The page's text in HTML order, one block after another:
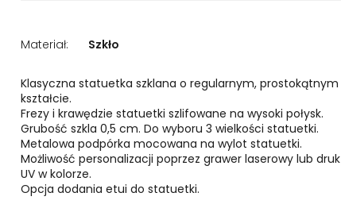
Materiał: Szkło
Klasyczna statuetka szklana o regularnym, prostokątnym
kształcie.
Frezy i krawędzie statuetki szlifowane na wysoki połysk.
Grubość szkla 0,5 cm. Do wyboru 3 wielkości statuetki.
Metalowa podpórka mocowana na wylot statuetki.
Możliwość personalizacji poprzez grawer laserowy lub druk
UV w kolorze.
Opcja dodania etui do statuetki.